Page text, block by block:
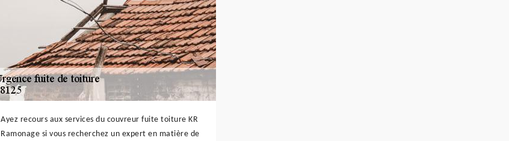
Ayez recours aux services du couvreur fuite toiture KR
Ramonage si vous recherchez un expert en matière de